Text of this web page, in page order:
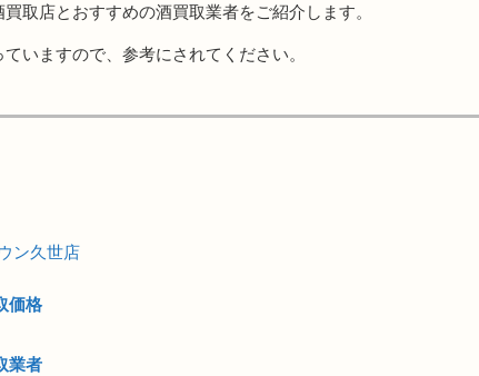
取店とおすすめの酒買取業者をご紹介します。
いますので、参考にされてください。
ン久世店
価格
業者